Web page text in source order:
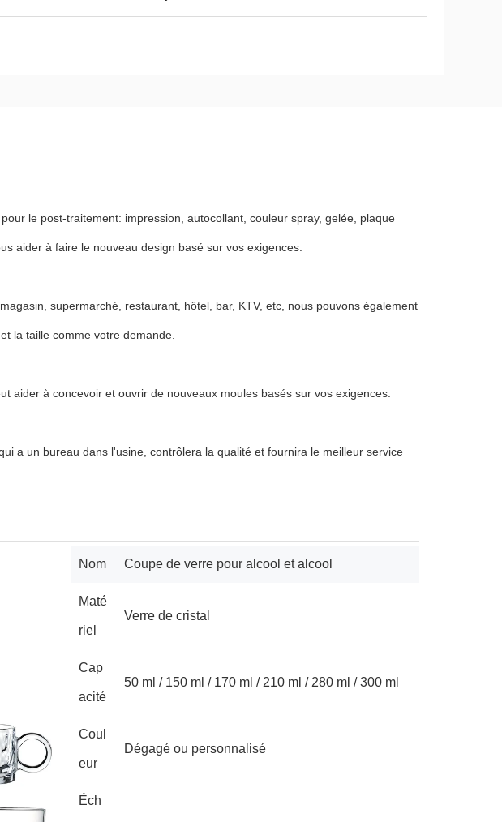
le post-traitement: impression, autocollant, couleur spray, gelée, plaque
aider à faire le nouveau design basé sur vos exigences.
supermarché, restaurant, hôtel, bar, KTV, etc, nous pouvons également
la taille comme votre demande.
aider à concevoir et ouvrir de nouveaux moules basés sur vos exigences.
a un bureau dans l'usine, contrôlera la qualité et fournira le meilleur service
Nom Coupe de verre pour alcool et alcool
Maté
riel
Verre de cristal
Cap
acité
50 ml / 150 ml / 170 ml / 210 ml / 280 ml / 300 ml
Coul
eur
Dégagé ou personnalisé
Éch